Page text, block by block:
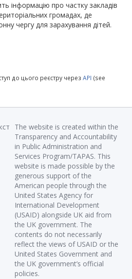
інформацію про частку закладів
громадах, де
чергу для зарахування дітей.
до цього реєстру через API (see
The website is created within the
Transparency and Accountability
in Public Administration and
Services Program/TAPAS. This
website is made possible by the
generous support of the
American people through the
United States Agency for
International Development
(USAID) alongside UK aid from
the UK government. The
contents do not necessarily
reflect the views of USAID or the
United States Government and
the UK government’s official
policies.